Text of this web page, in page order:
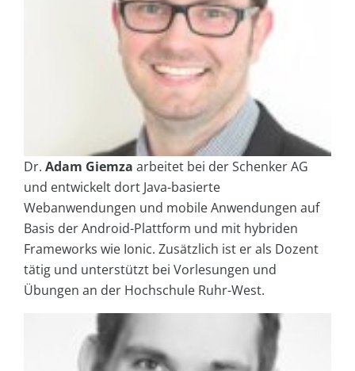
Dr. Adam Giemza arbeitet bei der Schenker AG
und entwickelt dort Java-basierte
Webanwendungen und mobile Anwendungen auf
Basis der Android-Plattform und mit hybriden
Frameworks wie Ionic. Zusätzlich ist er als Dozent
tätig und unterstützt bei Vorlesungen und
Übungen an der Hochschule Ruhr-West.